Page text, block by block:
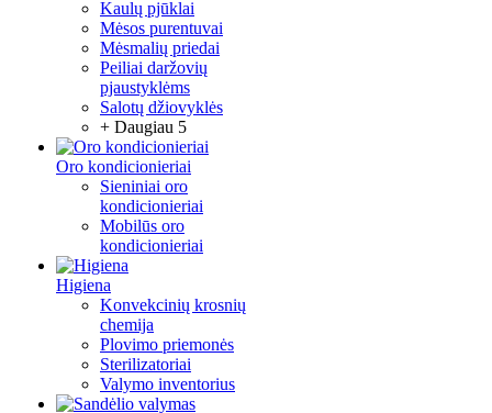
Kaulų pjūklai
Mėsos purentuvai
Mėsmalių priedai
Peiliai daržovių
pjaustyklėms
Salotų džiovyklės
+ Daugiau 5
Oro kondicionieriai
Sieniniai oro
kondicionieriai
Mobilūs oro
kondicionieriai
Higiena
Konvekcinių krosnių
chemija
Plovimo priemonės
Sterilizatoriai
Valymo inventorius